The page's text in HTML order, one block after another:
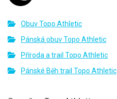
Obuv Topo Athletic
Pánská obuv Topo Athletic
Příroda a trail Topo Athletic
Pánské Běh trail Topo Athletic